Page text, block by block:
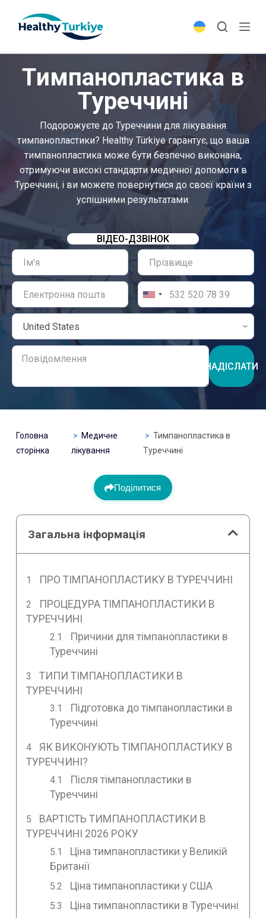
p
Тимпанопластика в
Туреччині
Подорожуєте до Туреччини для лікування
тимпанопластики? Healthy Türkiye гарантує, що ваша
тимпанопластика може бути безпечно виконана,
отримуючи високі стандарти медичної допомоги в
Туреччині, і ви можете повернутися до своєї країни з
успішними результатами.
ВІДЕО-ДЗВІНОК
НАДІСЛАТИ
Головна
сторінка
Медичне
лікування
Тимпанопластика в
Туреччині
Поділитися
Загальна інформація
ПРО ТІМПАНОПЛАСТИКУ В ТУРЕЧЧИНІ
ПРОЦЕДУРА ТІМПАНОПЛАСТИКИ В
ТУРЕЧЧИНІ
Причини для тімпанопластики в
Туреччині
ТИПИ ТІМПАНОПЛАСТИКИ В
ТУРЕЧЧИНІ
Підготовка до тімпанопластики в
Туреччині
ЯК ВИКОНУЮТЬ ТІМПАНОПЛАСТИКУ В
ТУРЕЧЧИНІ?
Після тімпанопластики в
Туреччині
ВАРТІСТЬ ТИМПАНОПЛАСТИКИ В
ТУРЕЧЧИНІ 2026 РОКУ
Ціна тимпанопластики у Великій
Британії
Ціна тимпанопластики у США
Ціна тимпанопластики в Туреччині